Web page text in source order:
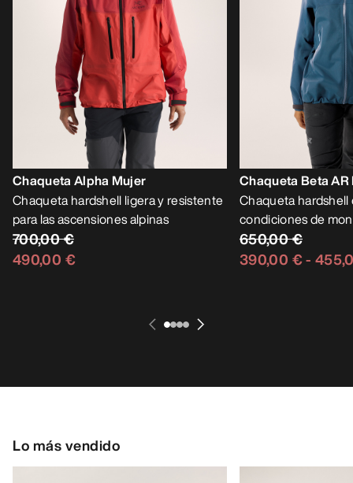
Chaqueta Alpha Mujer
Chaqueta hardshell ligera y resistente
para las ascensiones alpinas
700,00 €
490,00 €
Chaqueta Beta
Chaqueta hardshell
condiciones de
650,00 €
390,00 €-
Lo más vendido